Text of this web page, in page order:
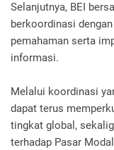
Selanjutnya, BEI
berkoordinasi
pemahaman serta
informasi.
Melalui koordinasi
dapat terus
tingkat global,
terhadap Pasar